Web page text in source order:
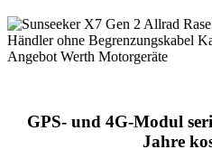
GPS- und 4G-Modul
Jahre